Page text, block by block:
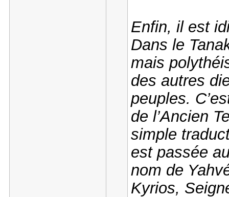
Enfin, il est
Dans le
mais
des autres
peuples.
de l’Ancien
simple
est passée
nom de
Kyrios,